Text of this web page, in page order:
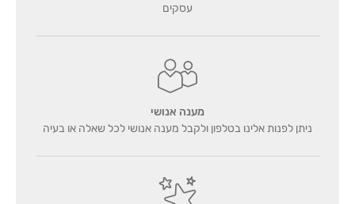
עסקים
מענה אנושי
ניתן לפנות אלינו בטלפון ולקבל מענה אנושי לכל שאלה או בעיה